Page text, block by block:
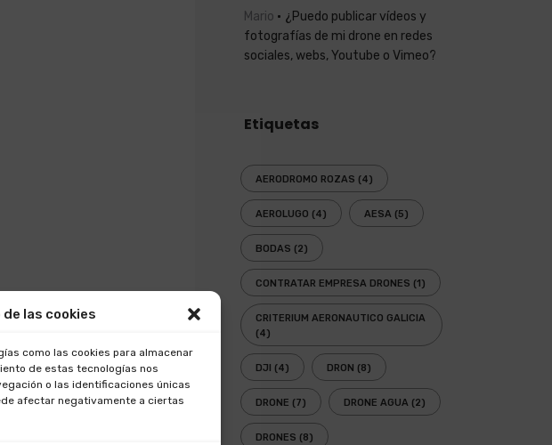
las cookies
como las cookies para almacenar
de estas tecnologías nos
o las identificaciones únicas
afectar negativamente a ciertas
Mario
¿Puedo publicar vídeos y
fotografías de mi drone en redes
sociales, webs, Youtube o Vimeo?
Etiquetas
AERODROMO ROZAS (4)
AEROLUGO (4) AESA (5)
BODAS (2)
CONTRATAR EMPRESA DRONES (1)
CRITERIUM AERONAUTICO GALICIA
(4)
DJI (4) DRON (8)
DRONE (7) DRONE AGUA (2)
DRONES (8)